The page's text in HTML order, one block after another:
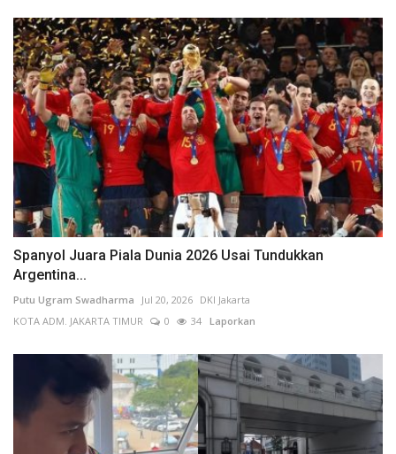
Spanyol Juara Piala Dunia 2026 Usai Tundukkan
Argentina...
Putu Ugram Swadharma Jul 20, 2026 DKI Jakarta
KOTA ADM. JAKARTA TIMUR
0 34 Laporkan